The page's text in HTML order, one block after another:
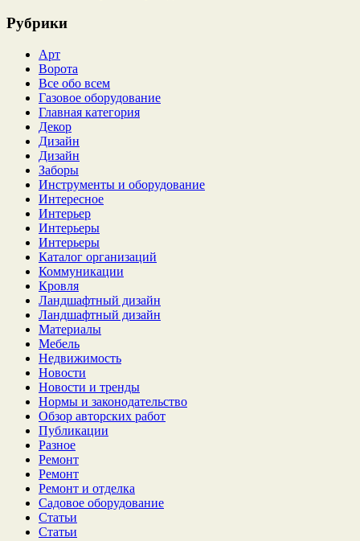
Рубрики
Арт
Ворота
Все обо всем
Газовое оборудование
Главная категория
Декор
Дизайн
Дизайн
Заборы
Инструменты и оборудование
Интересное
Интерьер
Интерьеры
Интерьеры
Каталог организаций
Коммуникации
Кровля
Ландшафтный дизайн
Ландшафтный дизайн
Материалы
Мебель
Недвижимость
Новости
Новости и тренды
Нормы и законодательство
Обзор авторских работ
Публикации
Разное
Ремонт
Ремонт
Ремонт и отделка
Садовое оборудование
Статьи
Статьи